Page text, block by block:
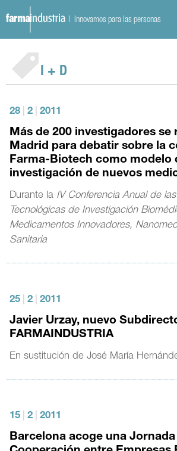
| Innovamos para las personas
I + D
28 2 2011
Más de 200 investigadores se
Madrid para debatir sobre la
Farma-Biotech como modelo
investigación de nuevos
Durante la IV Conferencia Anual de
Tecnológicas de Investigación
Medicamentos Innovadores,
Sanitaria
25 2 2011
Javier Urzay, nuevo
FARMAINDUSTRIA
En sustitución de José María
15 2 2011
Barcelona acoge una Jornada